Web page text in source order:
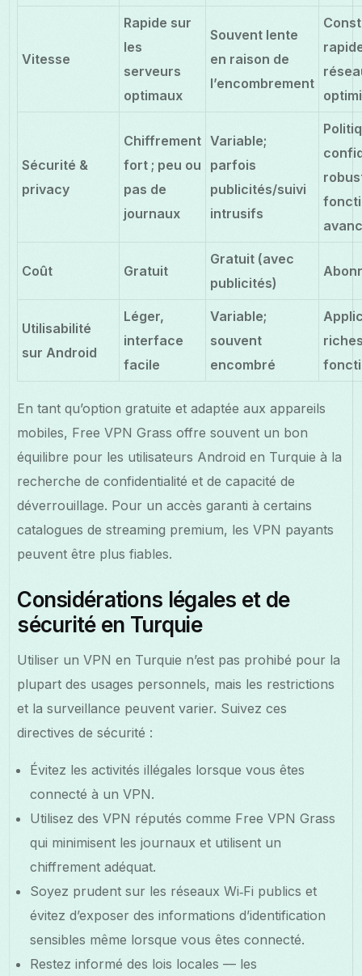
Vitesse
Rapide sur
les
serveurs
optimaux
Souvent lente
en raison de
l’encombrement
Sécurité &
privacy
Chiffrement
fort ; peu ou
pas de
journaux
Variable;
parfois
publicités/suivi
intrusifs
Coût Gratuit
Gratuit (avec
publicités)
Utilisabilité
sur Android
Léger,
interface
facile
Variable;
souvent
encombré
En tant qu’option gratuite et adaptée aux appareils
mobiles, Free VPN Grass offre souvent un bon
équilibre pour les utilisateurs Android en Turquie à la
recherche de confidentialité et de capacité de
déverrouillage. Pour un accès garanti à certains
catalogues de streaming premium, les VPN payants
peuvent être plus fiables.
Considérations légales et de
sécurité en Turquie
Utiliser un VPN en Turquie n’est pas prohibé pour la
plupart des usages personnels, mais les restrictions
et la surveillance peuvent varier. Suivez ces
directives de sécurité :
Évitez les activités illégales lorsque vous êtes
connecté à un VPN.
Utilisez des VPN réputés comme Free VPN Grass
qui minimisent les journaux et utilisent un
chiffrement adéquat.
Soyez prudent sur les réseaux Wi‑Fi publics et
évitez d’exposer des informations d’identification
sensibles même lorsque vous êtes connecté.
Restez informé des lois locales — les